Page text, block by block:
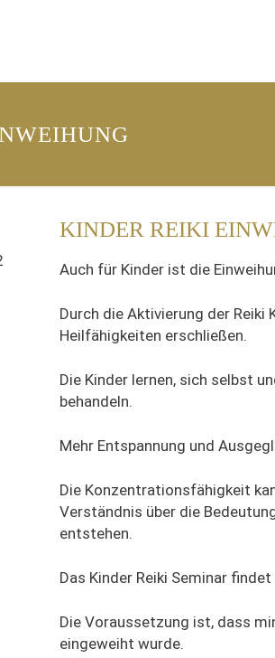
KINDER REIKI
Auch für Kinder ist die
Durch die Aktivierung der Reiki
Heilfähigkeiten erschließen.
Die Kinder lernen, sich selbst
behandeln.
Mehr Entspannung und
Die Konzentrationsfähigkeit
Verständnis über die
entstehen.
Das Kinder Reiki Seminar
Die Voraussetzung ist, dass
eingeweiht wurde.